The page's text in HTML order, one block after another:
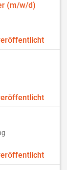
(m/w/d)